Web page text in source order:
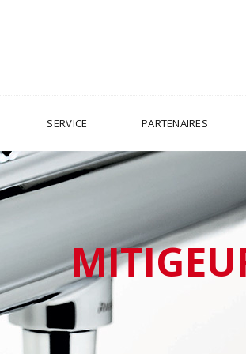
SERVICE PARTENAIRES